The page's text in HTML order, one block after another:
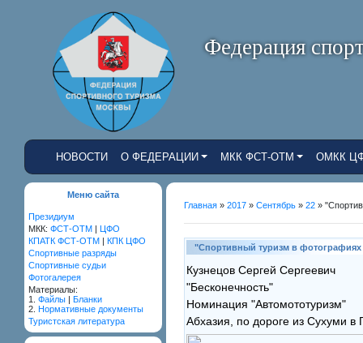
Федерация
НОВОСТИ О ФЕДЕРАЦИИ МКК ФСТ-ОТМ ОМКК
Меню сайта
Президиум
МКК: ФСТ-ОТМ | ЦФО
КПАТК ФСТ-ОТМ | КПК ЦФО
Cпортивные разряды
Спортивные судьи
Фотогалерея
Материалы:
1. Файлы | Бланки
2. Нормативные документы
Туристская литература
Главная » 2017 » Сентябрь » 22 »
"Спортивный туризм в фотографиях
Кузнецов Сергей Сергеевич
"Бесконечность"
Номинация "Автомототуризм"
Абхазия, по дороге из Сухуми в